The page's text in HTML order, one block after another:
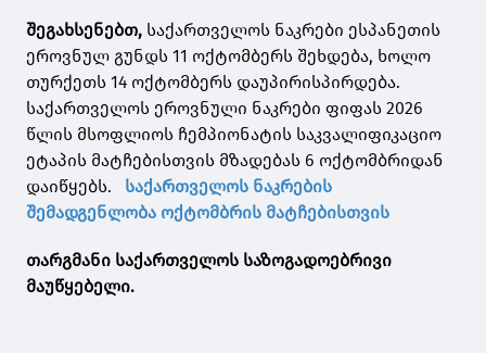
შეგახსენებთ, საქართველოს ნაკრები ესპანეთის
ეროვნულ გუნდს 11 ოქტომბერს შეხდება, ხოლო
თურქეთს 14 ოქტომბერს დაუპირისპირდება.
საქართველოს ეროვნული ნაკრები ფიფას 2026
წლის მსოფლიოს ჩემპიონატის საკვალიფიკაციო
ეტაპის მატჩებისთვის მზადებას 6 ოქტომბრიდან
დაიწყებს. საქართველოს ნაკრების
შემადგენლობა ოქტომბრის მატჩებისთვის
თარგმანი საქართველოს საზოგადოებრივი
მაუწყებელი.